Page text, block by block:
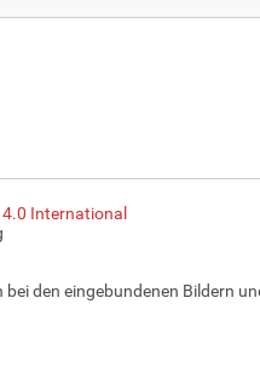
4.0 International
den eingebundenen Bildern